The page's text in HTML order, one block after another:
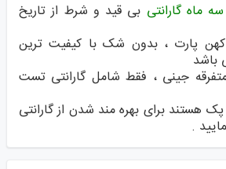
سه ماه گارانتی بی قید و شرط از تاریخ
کهن پارت ، بدون شک با کیفیت ترین
باشد
جینی ، فقط شامل گارانتی تست
هستند برای بهره مند شدن از گارانتی
.